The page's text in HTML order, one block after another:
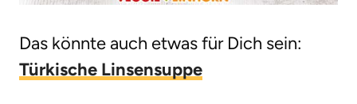
Das könnte auch etwas für Dich sein:
Türkische Linsensuppe